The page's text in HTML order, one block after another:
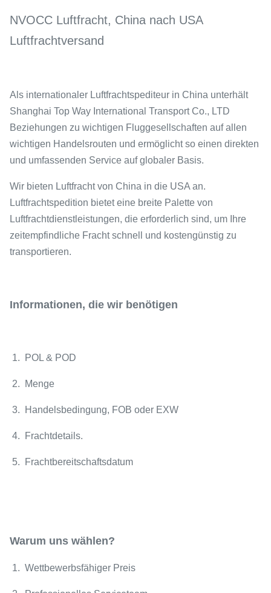
NVOCC Luftfracht, China nach USA
Luftfrachtversand
Als internationaler Luftfrachtspediteur in China unterhält
Shanghai Top Way International Transport Co., LTD
Beziehungen zu wichtigen Fluggesellschaften auf allen
wichtigen Handelsrouten und ermöglicht so einen direkten
und umfassenden Service auf globaler Basis.
Wir bieten Luftfracht von China in die USA an.
Luftfrachtspedition bietet eine breite Palette von
Luftfrachtdienstleistungen, die erforderlich sind, um Ihre
zeitempfindliche Fracht schnell und kostengünstig zu
transportieren.
Informationen, die wir benötigen
1. POL & POD
2. Menge
3. Handelsbedingung, FOB oder EXW
4. Frachtdetails.
5. Frachtbereitschaftsdatum
Warum uns wählen?
1. Wettbewerbsfähiger Preis